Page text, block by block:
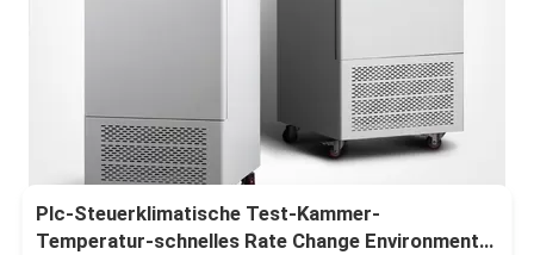
Plc-Steuerklimatische Test-Kammer-
Temperatur-schnelles Rate Change Environmental